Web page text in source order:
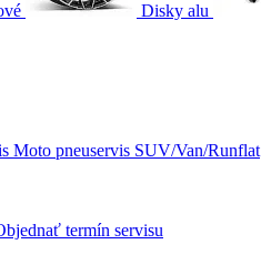
Disky alu
Moto pneuservis SUV/Van/Runflat
termín servisu